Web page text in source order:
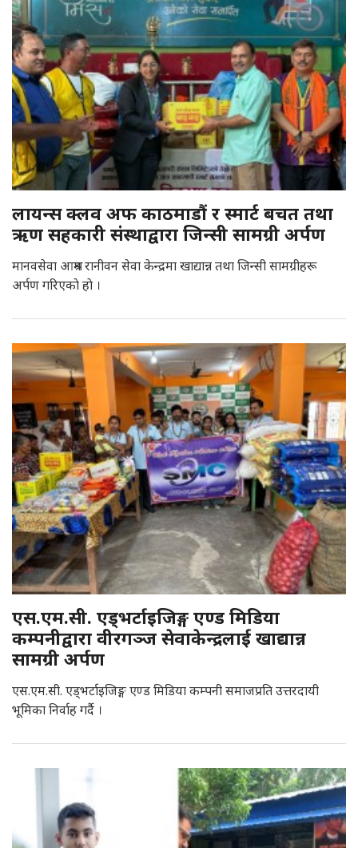
लायन्स क्लव अफ काठमाडौं र स्मार्ट बचत तथा
ऋण सहकारी संस्थाद्वारा जिन्सी सामग्री अर्पण
मानवसेवा आश्रम रानीवन सेवा केन्द्रमा खाद्यान्न तथा जिन्सी सामग्रीहरू
अर्पण गरिएकाे हाे ।
एस.एम.सी. एड्भर्टाइजिङ्ग एण्ड मिडिया
कम्पनीद्वारा वीरगञ्ज सेवाकेन्द्रलाई खाद्यान्न
सामग्री अर्पण
एस.एम.सी. एड्भर्टाइजिङ्ग एण्ड मिडिया कम्पनी समाजप्रति उत्तरदायी
भूमिका निर्वाह गर्दै ।